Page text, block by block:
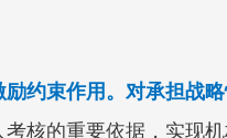
约束作用。对承担战
核的重要依据，实现